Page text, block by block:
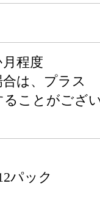
程度
は、プラス
ることがござ
パック